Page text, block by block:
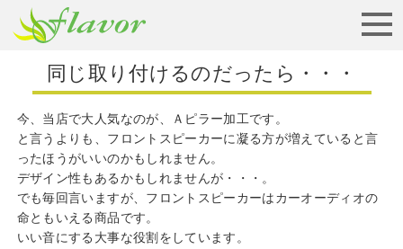
同じ取り付けるのだったら・・・
今、当店で大人気なのが、Ａピラー加工です。
と言うよりも、フロントスピーカーに凝る方が増えていると言
ったほうがいいのかもしれません。
デザイン性もあるかもしれませんが・・・。
でも毎回言いますが、フロントスピーカーはカーオーディオの
命ともいえる商品です。
いい音にする大事な役割をしています。